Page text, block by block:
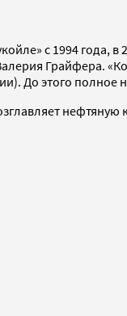
с 1994
Грайфера.
До этого
нефтяную